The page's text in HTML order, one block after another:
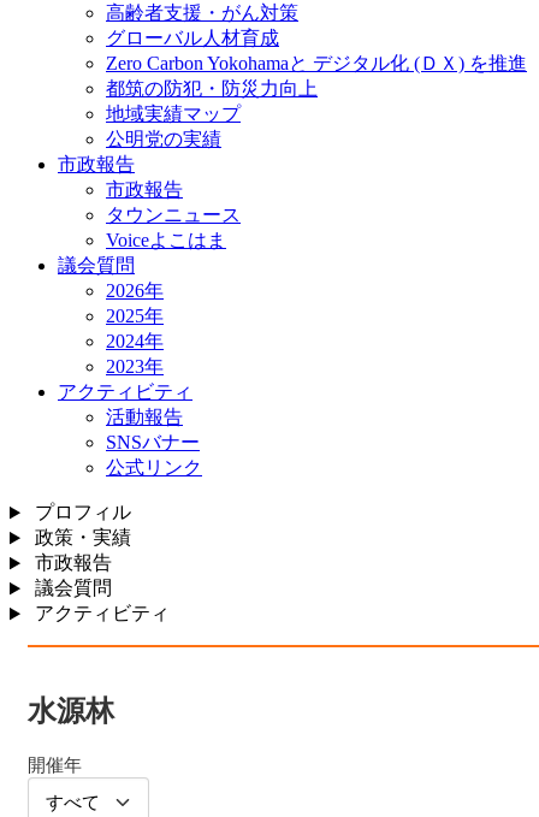
高齢者支援・がん対策
グローバル人材育成
Zero Carbon Yokohamaと デジタル化 (ＤＸ) を推進
都筑の防犯・防災力向上
地域実績マップ
公明党の実績
市政報告
市政報告
タウンニュース
Voiceよこはま
議会質問
2026年
2025年
2024年
2023年
アクティビティ
活動報告
SNSバナー
公式リンク
プロフィル
政策・実績
市政報告
議会質問
アクティビティ
水源林
開催年